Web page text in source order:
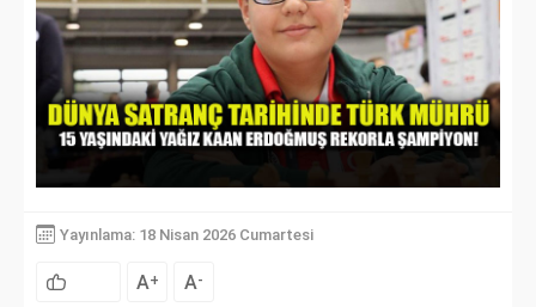
Yayınlama: 18 Nisan 2026 Cumartesi
A+ A-